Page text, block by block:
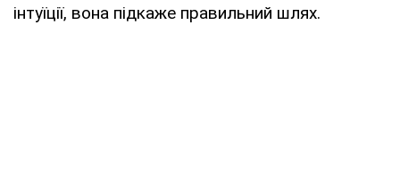
інтуїції, вона підкаже правильний шлях.